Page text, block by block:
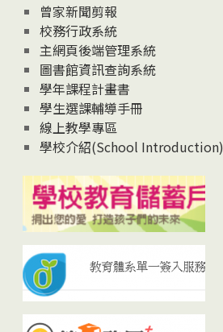
曾家新聞剪報
校務行政系統
主網頁後端管理系統
圖書館資訊查詢系統
學年課程計畫書
學生選課輔導手冊
線上教學專區
學校介紹(School Introduction)